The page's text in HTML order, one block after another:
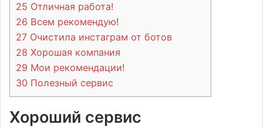
25 Отличная работа!
26 Всем рекомендую!
27 Очистила инстаграм от ботов
28 Хорошая компания
29 Мои рекомендации!
30 Полезный сервис
Хороший сервис